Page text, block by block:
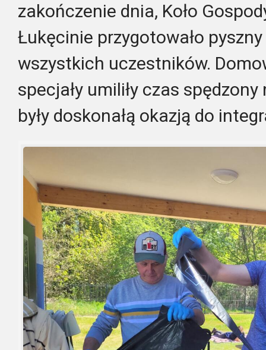
zakończenie dnia, Koło
Łukęcinie przygotowało
wszystkich uczestników.
specjały umiliły czas
były doskonałą okazją do